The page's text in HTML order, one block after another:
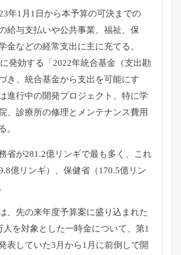
年1月1日から本予算の可決までの
給与支払いや公共事業、福祉、保
金などの経常支出に主に充てる。
発効する「2022年統合基金（支出勘
き、 統合基金から支出を可能にす
進行中の開発プロジェクト、特に学
、 診療所の修理とメンテナンス費用
。
省が281.2億リンギで最も多く、
これ
億リンギ）、保健省（170.5億リン
、 先の来年度予算案に盛り込まれた
人を対象とした一時金について、 第1
表していた3月から1月に前倒しで開